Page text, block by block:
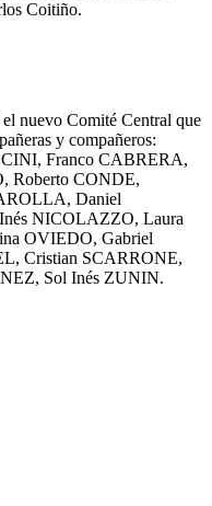
Coitiño.
nuevo Comité Central que
y compañeros:
Franco CABRERA,
Roberto CONDE,
Daniel
NICOLAZZO, Laura
OVIEDO, Gabriel
Cristian SCARRONE,
Sol Inés ZUNIN.